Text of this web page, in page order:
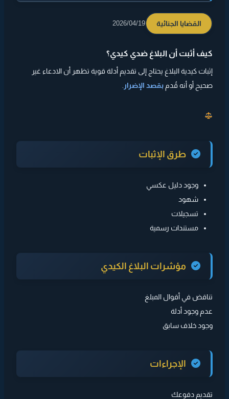
القضايا الجنائية 2026/04/19
كيف أثبت أن البلاغ ضدي كيدي؟
إثبات كيدية البلاغ يحتاج إلى تقديم أدلة قوية تظهر أن الادعاء غير
صحيح أو أنه قُدم بقصد الإضرار
طرق الإثبات
وجود دليل عكسي
شهود
تسجيلات
مستندات رسمية
مؤشرات البلاغ الكيدي
تناقض في أقوال المبلغ
عدم وجود أدلة
وجود خلاف سابق
الإجراءات
تقديم دفوعك